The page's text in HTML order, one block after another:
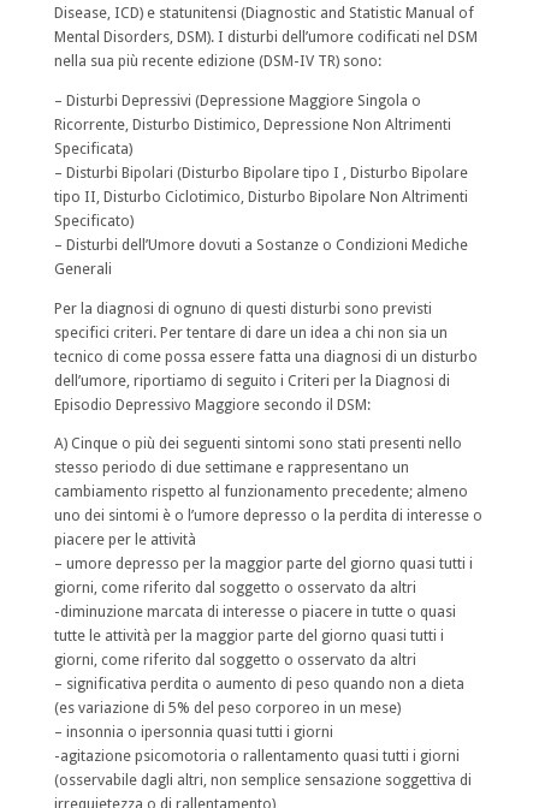
Disease, ICD) e statunitensi (Diagnostic and Statistic Manual of
Mental Disorders, DSM).I disturbi dell’umore codificati nel DSM
nella sua più recente edizione (DSM-IV TR) sono:
– Disturbi Depressivi (Depressione Maggiore Singola o
Ricorrente, Disturbo Distimico, Depressione Non Altrimenti
Specificata)
– Disturbi Bipolari (Disturbo Bipolare tipo I , Disturbo Bipolare
tipo II, Disturbo Ciclotimico, Disturbo Bipolare Non Altrimenti
Specificato)
– Disturbi dell’Umore dovuti a Sostanze o Condizioni Mediche
Generali
Per la diagnosi di ognuno di questi disturbi sono previsti
specifici criteri. Per tentare di dare un idea a chi non sia un
tecnico di come possa essere fatta una diagnosi di un disturbo
dell’umore, riportiamo di seguito i Criteri per la Diagnosi di
Episodio Depressivo Maggiore secondo il DSM:
A) Cinque o più dei seguenti sintomi sono stati presenti nello
stesso periodo di due settimane e rappresentano un
cambiamento rispetto al funzionamento precedente; almeno
uno dei sintomi è o l’umore depresso o la perdita di interesse o
piacere per le attività
– umore depresso per la maggior parte del giorno quasi tutti i
giorni, come riferito dal soggetto o osservato da altri
-diminuzione marcata di interesse o piacere in tutte o quasi
tutte le attività per la maggior parte del giorno quasi tutti i
giorni, come riferito dal soggetto o osservato da altri
– significativa perdita o aumento di peso quando non a dieta
(es variazione di 5% del peso corporeo in un mese)
– insonnia o ipersonnia quasi tutti i giorni
-agitazione psicomotoria o rallentamento quasi tutti i giorni
(osservabile dagli altri, non semplice sensazione soggettiva di
irrequietezza o di rallentamento)